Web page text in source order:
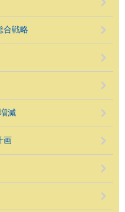
合戦略
減
画